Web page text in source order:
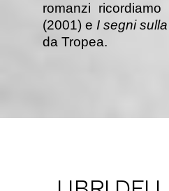
romanzi ricordiamo
(2001) e I segni
da Tropea.